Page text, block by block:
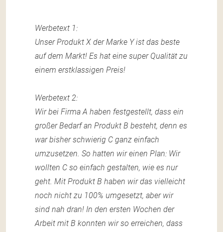
Werbetext 1:
Unser Produkt X der Marke Y ist das beste
auf dem Markt! Es hat eine super Qualität zu
einem erstklassigen Preis!
Werbetext 2:
Wir bei Firma A haben festgestellt, dass ein
großer Bedarf an Produkt B besteht, denn es
war bisher schwierig C ganz einfach
umzusetzen. So hatten wir einen Plan: Wir
wollten C so einfach gestalten, wie es nur
geht. Mit Produkt B haben wir das vielleicht
noch nicht zu 100% umgesetzt, aber wir
sind nah dran! In den ersten Wochen der
Arbeit mit B konnten wir so erreichen, dass